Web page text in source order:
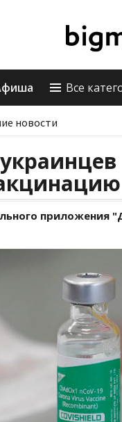
Все
новости
приложения